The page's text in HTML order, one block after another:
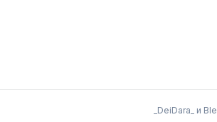
_DeiDara_ и